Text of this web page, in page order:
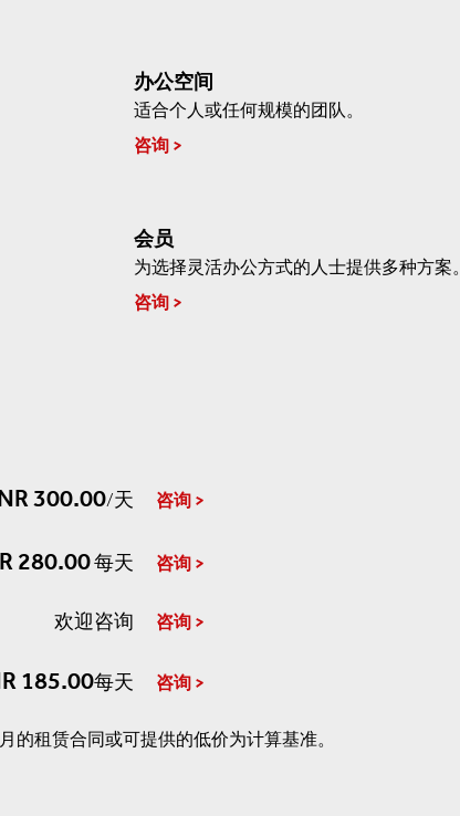
办公空间
适合个人或任何规模的团队。
咨询
会员
为选择灵活办公方式的人士提供多种方案。
咨询
300.00/天 咨询
280.00每天 咨询
欢迎咨询 咨询
185.00每天 咨询
的租赁合同或可提供的低价为计算基准。